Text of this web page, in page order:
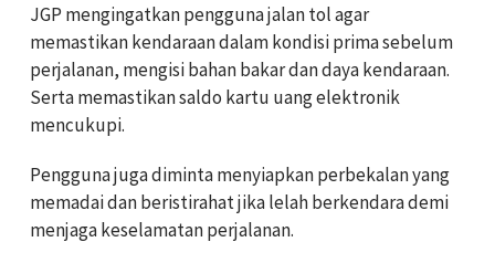
JGP mengingatkan pengguna jalan tol agar
memastikan kendaraan dalam kondisi prima sebelum
perjalanan, mengisi bahan bakar dan daya kendaraan.
Serta memastikan saldo kartu uang elektronik
mencukupi.
Pengguna juga diminta menyiapkan perbekalan yang
memadai dan beristirahat jika lelah berkendara demi
menjaga keselamatan perjalanan.